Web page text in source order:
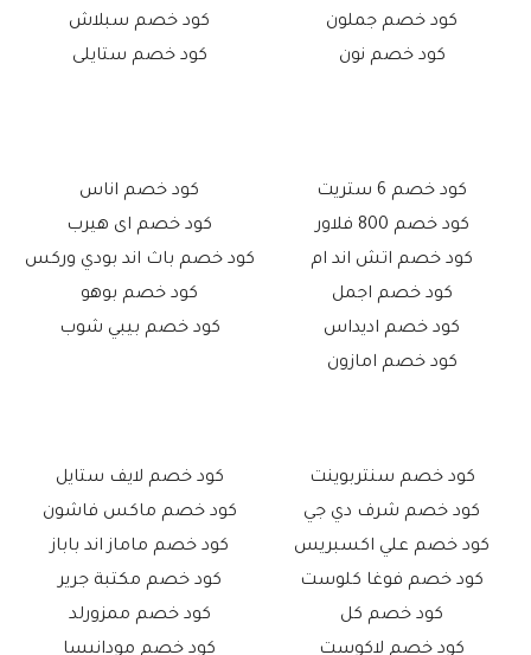
كود خصم جملون
كود خصم نون
كود خصم سبلاش
كود خصم ستايلى
كود خصم 6 ستريت
كود خصم 800 فلاور
كود خصم اتش اند ام
كود خصم اجمل
كود خصم اديداس
كود خصم امازون
كود خصم اناس
كود خصم اى هيرب
كود خصم باث اند بودي وركس
كود خصم بوهو
كود خصم بيبي شوب
كود خصم سنتربوينت
كود خصم شرف دي جي
كود خصم علي اكسبريس
كود خصم فوغا كلوست
كود خصم كل
كود خصم لاكوست
كود خصم لايف ستايل
كود خصم ماكس فاشون
كود خصم ماماز اند باباز
كود خصم مكتبة جرير
كود خصم ممزورلد
كود خصم مودانيسا